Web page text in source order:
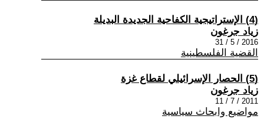
(4) الإستراتيجية الكفاحية الجديدة البديلة
زياد جرغون
2016 / 5 / 31
القضية الفلسطينية
(5) الحصار الإسرائيلي لقطاع غزة
زياد جرغون
2011 / 7 / 11
مواضيع وابحاث سياسية